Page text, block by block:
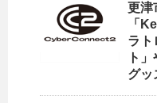
更津
「
ラト
ト
グッ